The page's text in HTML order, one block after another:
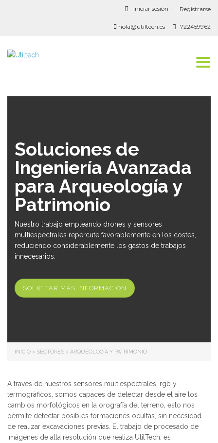
Iniciar sesión Registrarse
722459962
hola@utiltech.es
Soluciones de
Ingeniería Avanzada
para Arqueología y
Patrimonio
Nuestro trabajo empleando drones y sensores
multiespectrales repercute favorablemente en los costes,
reduciendo considerablemente los gastos de trabajos
innecesarios.
SOLICITAR MÁS INFORMACIÓN
INICIO > SECTORES > ARQUEOLOGÍA Y PATRIMONIO
A través de nuestros sensores multiespectrales, rgb y
termográficos, somos capaces de detectar desde el aire los
cambios morfológicos en la orografía del terreno, esto nos
permite detectar posibles formaciones ocultas, sin necesidad
de realizar excavaciones previas. El trabajo de procesado de
imágenes de alta resolución que realiza UtilTech, es